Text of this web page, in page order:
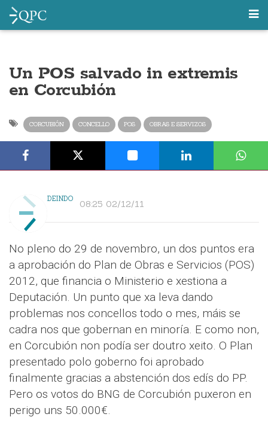
Un POS salvado in extremis
en Corcubión
CORCUBIÓN CONCELLO POS OBRAS E SERVIZOS
DEINDO 08:25 02/12/11
No pleno do 29 de novembro, un dos puntos era
a aprobación do Plan de Obras e Servicios (POS)
2012, que financia o Ministerio e xestiona a
Deputación. Un punto que xa leva dando
problemas nos concellos todo o mes, máis se
cadra nos que gobernan en minoría. E como non,
en Corcubión non podía ser doutro xeito. O Plan
presentado polo goberno foi aprobado
finalmente gracias a abstención dos edís do PP.
Pero os votos do BNG de Corcubión puxeron en
perigo uns 50.000€.